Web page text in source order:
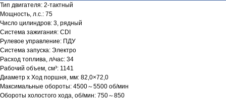
Тип двигателя: 2-тактный
Мощность, л.с.: 75
Число цилиндров: 3, рядный
Система зажигания: CDI
Рулевое управление: ПДУ
Система запуска: Электро
Расход топлива, л/час: 34
Рабочий объем, см³: 1141
Диаметр х Ход поршня, мм: 82,0×72,0
Максимальные обороты: 4500～5500 об/мин
Обороты холостого хода, об/мин: 750～850